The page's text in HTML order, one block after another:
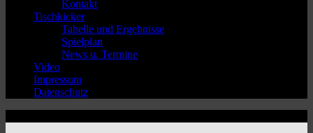
Kontakt
Tischkicker
Tabelle und Ergebnisse
Spielplan
News u. Termine
Video
Impressum
Datenschutz